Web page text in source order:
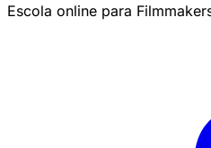
Escola online para